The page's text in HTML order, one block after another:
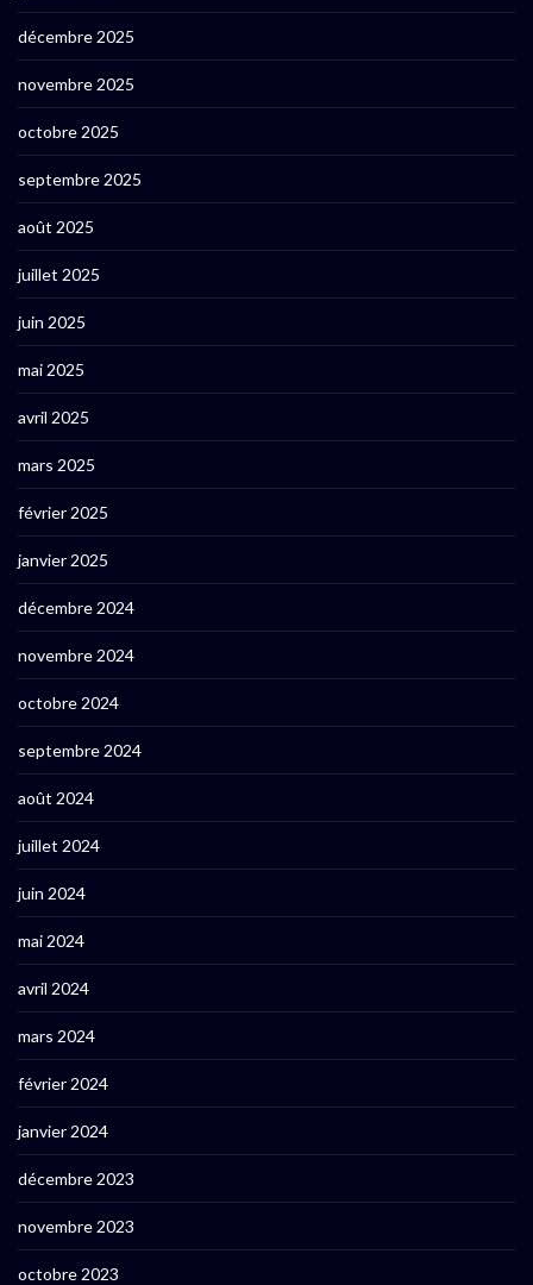
décembre 2025
novembre 2025
octobre 2025
septembre 2025
août 2025
juillet 2025
juin 2025
mai 2025
avril 2025
mars 2025
février 2025
janvier 2025
décembre 2024
novembre 2024
octobre 2024
septembre 2024
août 2024
juillet 2024
juin 2024
mai 2024
avril 2024
mars 2024
février 2024
janvier 2024
décembre 2023
novembre 2023
octobre 2023